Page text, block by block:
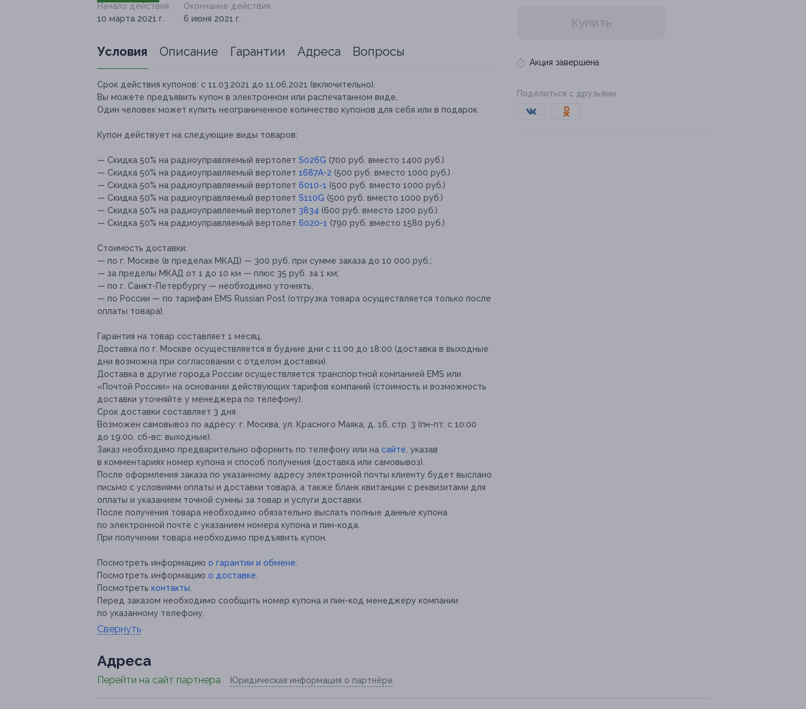
Купить
Акция завершена
Поделиться с друзьями
Начало действия
10 марта 2021 г.
Окончание действия
6 июня 2021 г.
Условия Описание Гарантии Адреса Вопросы
Срок действия купонов: с 11.03.2021 до 11.06.2021 (включительно).
Вы можете предъявить купон в электронном или распечатанном виде.
Один человек может купить неограниченное количество купонов для себя или в подарок.
Купон действует на следующие виды товаров:
— Скидка 50% на радиоуправляемый вертолет S026G (700 руб. вместо 1400 руб.)
— Скидка 50% на радиоуправляемый вертолет 1687A-2 (500 руб. вместо 1000 руб.)
— Скидка 50% на радиоуправляемый вертолет 6010-1 (500 руб. вместо 1000 руб.)
— Скидка 50% на радиоуправляемый вертолет S110G (500 руб. вместо 1000 руб.)
— Скидка 50% на радиоуправляемый вертолет 3834 (600 руб. вместо 1200 руб.)
— Скидка 50% на радиоуправляемый вертолет 6020-1 (790 руб. вместо 1580 руб.)
Стоимость доставки:
— по г. Москве (в пределах МКАД) — 300 руб. при сумме заказа до 10 000 руб.;
— за пределы МКАД от 1 до 10 км — плюс 35 руб. за 1 км;
— по г. Санкт-Петербургу — необходимо уточнять;
— по России — по тарифам EMS Russian Post (отгрузка товара осуществляется только после
оплаты товара).
Гарантия на товар составляет 1 месяц.
Доставка по г. Москве осуществляется в будние дни с 11:00 до 18:00 (доставка в выходные
дни возможна при согласовании с отделом доставки).
Доставка в другие города России осуществляется транспортной компанией EMS или
«Почтой России» на основании действующих тарифов компаний (стоимость и возможность
доставки уточняйте у менеджера по телефону).
Срок доставки составляет 3 дня.
Возможен самовывоз по адресу: г. Москва, ул. Красного Маяка, д. 16, стр. 3 (пн-пт: с 10:00
до 19:00, сб-вс: выходные).
Заказ необходимо предварительно оформить по телефону или на сайте , указав
в комментариях номер купона и способ получения (доставка или самовывоз).
После оформления заказа по указанному адресу электронной почты клиенту будет выслано
письмо с условиями оплаты и доставки товара, а также бланк квитанции с реквизитами для
оплаты и указанием точной суммы за товар и услуги доставки.
После получения товара необходимо обязательно выслать полные данные купона
по электронной почте с указанием номера купона и пин-кода.
При получении товара необходимо предъявить купон.
Посмотреть информацию о гарантии и обмене
Посмотреть информацию о доставке
Посмотреть контакты
Перед заказом необходимо сообщить номер купона и пин-код менеджеру компании
по указанному телефону.
Свернуть
Адресa
Перейти на сайт партнера Юридическая информация о партнёре